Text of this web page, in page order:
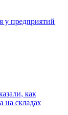
у предприятий
как
на складах